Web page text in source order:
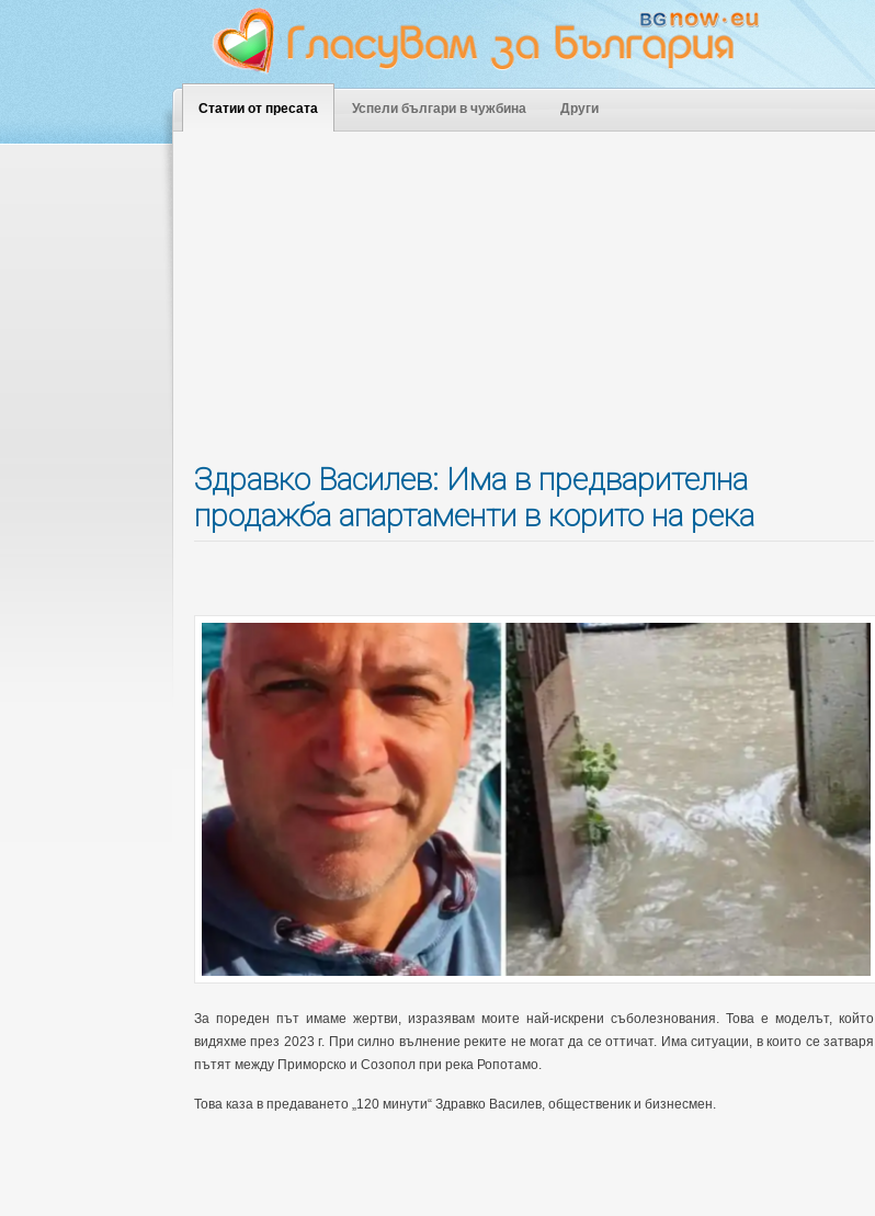
Статии от пресата Успели българи в чужбина Други
Здравко Василев: Има в предварителна
продажба апартаменти в корито на река
За пореден път имаме жертви, изразявам моите най-искрени съболезнования. Това е моделът, който
видяхме през 2023 г. При силно вълнение реките не могат да се оттичат. Има ситуации, в които се затваря
пътят между Приморско и Созопол при река Ропотамо.
Това каза в предаването „120 минути“ Здравко Василев, общественик и бизнесмен.